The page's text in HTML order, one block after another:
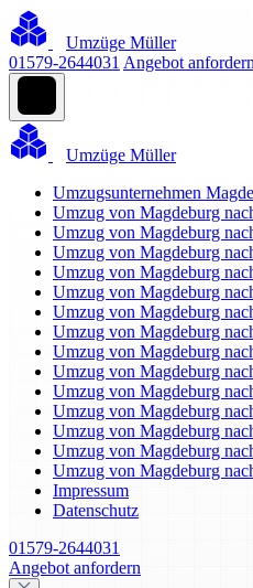
Umzüge Müller
01579-2644031 Angebot anfordern
Umzüge Müller
Umzugsunternehmen
Umzug von Magdeburg
Umzug von Magdeburg
Umzug von Magdeburg
Umzug von Magdeburg
Umzug von Magdeburg
Umzug von Magdeburg
Umzug von Magdeburg
Umzug von Magdeburg
Umzug von Magdeburg
Umzug von Magdeburg
Umzug von Magdeburg
Umzug von Magdeburg
Umzug von Magdeburg
Umzug von Magdeburg
Impressum
Datenschutz
01579-2644031
Angebot anfordern